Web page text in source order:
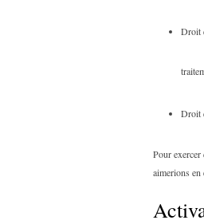
Droit
Droit
Pour exercer
aimerions en